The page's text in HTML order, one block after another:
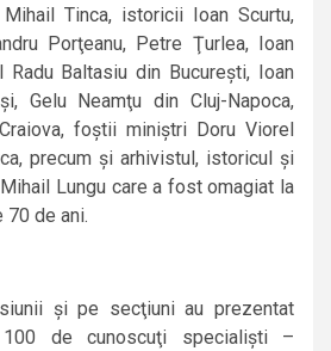
Tinca, istoricii Ioan Scurtu,
Porţeanu, Petre Ţurlea, Ioan
Baltasiu din Bucureşti, Ioan
Gelu Neamţu din Cluj-Napoca,
foştii miniştri Doru Viorel
precum şi arhivistul, istoricul şi
Lungu care a fost omagiat la
de ani.
şi pe secţiuni au prezentat
de cunoscuţi specialişti –